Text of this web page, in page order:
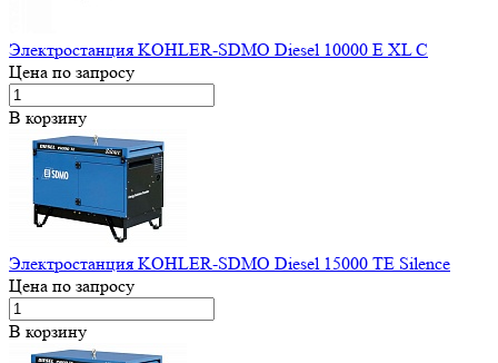
Электростанция KOHLER-SDMO Diesel 10000 E XL C
Цена по запросу
В корзину
Электростанция KOHLER-SDMO Diesel 15000 TE Silence
Цена по запросу
В корзину